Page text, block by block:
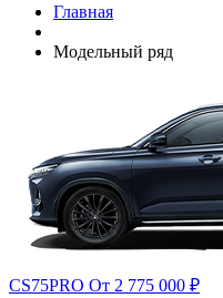
Главная
Модельный ряд
CS75PRO От 2 775 000 ₽